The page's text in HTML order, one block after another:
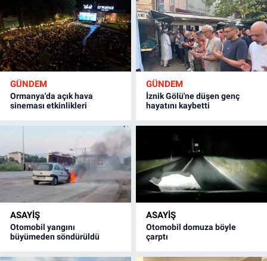
GÜNDEM
Ormanya'da açık hava
sineması etkinlikleri
GÜNDEM
İznik Gölü'ne düşen genç
hayatını kaybetti
ASAYİŞ
Otomobil yangını
büyümeden söndürüldü
ASAYİŞ
Otomobil domuza böyle
çarptı